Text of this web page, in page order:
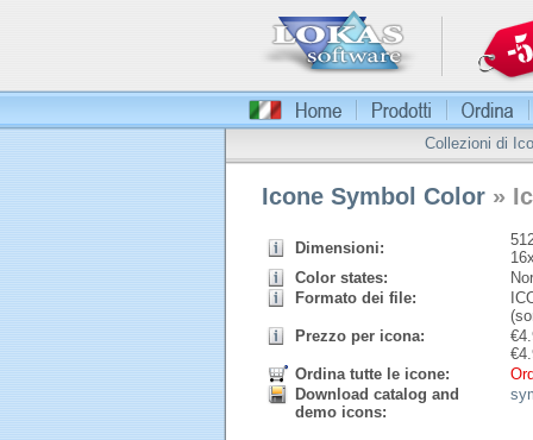
Collezioni di
Icone Symbol Color »
Dimensioni:
Color states:
Formato dei file:
Prezzo per icona:
€
€
Ordina tutte le icone:
Download catalog and
demo icons: